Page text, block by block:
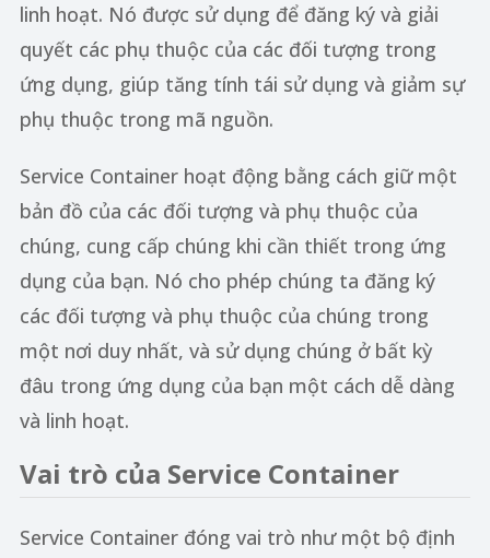
linh hoạt. Nó được sử dụng để đăng ký và giải
quyết các phụ thuộc của các đối tượng trong
ứng dụng, giúp tăng tính tái sử dụng và giảm sự
phụ thuộc trong mã nguồn.
Service Container hoạt động bằng cách giữ một
bản đồ của các đối tượng và phụ thuộc của
chúng, cung cấp chúng khi cần thiết trong ứng
dụng của bạn. Nó cho phép chúng ta đăng ký
các đối tượng và phụ thuộc của chúng trong
một nơi duy nhất, và sử dụng chúng ở bất kỳ
đâu trong ứng dụng của bạn một cách dễ dàng
và linh hoạt.
Vai trò của Service Container
Service Container đóng vai trò như một bộ định